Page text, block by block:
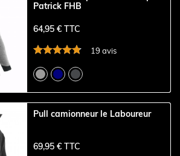
Patrick FHB
64,95 € TTC
19 avis
Pull camionneur le Laboureur
69,95 € TTC